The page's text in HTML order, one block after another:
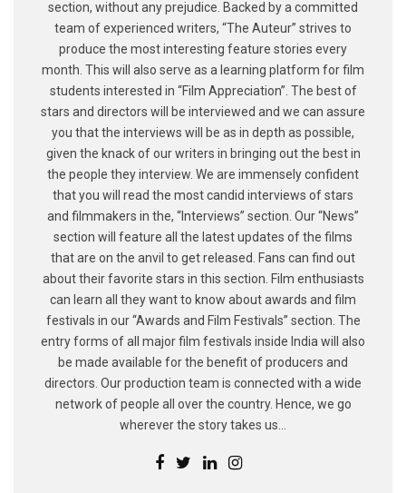
section, without any prejudice. Backed by a committed
team of experienced writers, “The Auteur” strives to
produce the most interesting feature stories every
month. This will also serve as a learning platform for film
students interested in “Film Appreciation”. The best of
stars and directors will be interviewed and we can assure
you that the interviews will be as in depth as possible,
given the knack of our writers in bringing out the best in
the people they interview. We are immensely confident
that you will read the most candid interviews of stars
and filmmakers in the, “Interviews” section. Our “News”
section will feature all the latest updates of the films
that are on the anvil to get released. Fans can find out
about their favorite stars in this section. Film enthusiasts
can learn all they want to know about awards and film
festivals in our “Awards and Film Festivals” section. The
entry forms of all major film festivals inside India will also
be made available for the benefit of producers and
directors. Our production team is connected with a wide
network of people all over the country. Hence, we go
wherever the story takes us...